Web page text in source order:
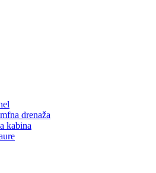
drenaža
kabina